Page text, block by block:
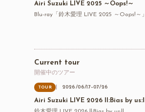
Airi Suzuki LIVE 2025 ～Oops!～
Blu-ray「鈴木愛理 LIVE 2025 ～Oops!～」
Current tour
開催中のツアー
TOUR 2026/06/17–07/26
Airi Suzuki LIVE 2026 ll:Bias by us:ll